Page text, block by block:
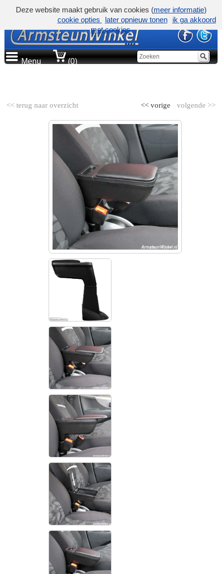
Menu (0)
<< terug naar overzicht volgende >>
<< vorige
Deze website maakt gebruik van cookies (meer informatie)
cookie opties
later opnieuw tonen
ik ga akkoord
met cookies